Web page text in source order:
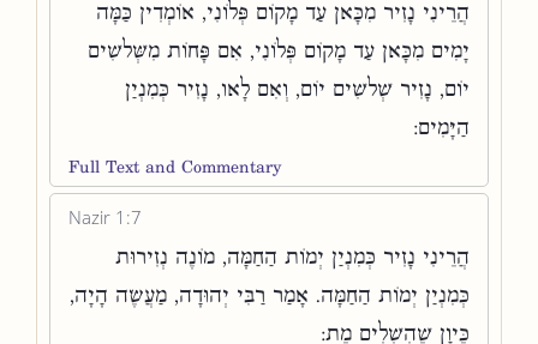
הֲרֵינִי נָזִיר מִכָּאן עַד מָקוֹם פְּלוֹנִי, אוֹמְדִין כַּמָּה
יָמִים מִכָּאן עַד מָקוֹם פְּלוֹנִי, אִם פָּחוֹת מִשְּׁלשִׁים
יוֹם, נָזִיר שְׁלשִׁים יוֹם, וְאִם לָאו, נָזִיר כְּמִנְיַן
הַיָּמִים:
Full Text and Commentary
Nazir 1:7
הֲרֵינִי נָזִיר כְּמִנְיַן יְמוֹת הַחַמָּה, מוֹנֶה נְזִירוּת
כְּמִנְיַן יְמוֹת הַחַמָּה. אָמַר רַבִּי יְהוּדָה, מַעֲשֶׂה הָיָה,
כֵּיוָן שֶׁהִשְׁלִים מֵת: